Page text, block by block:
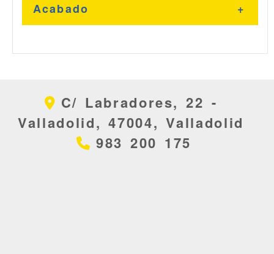
Acabado
NegroC/ Labradores, 22 -
Valladolid,47004,Valladolid
983 200 175